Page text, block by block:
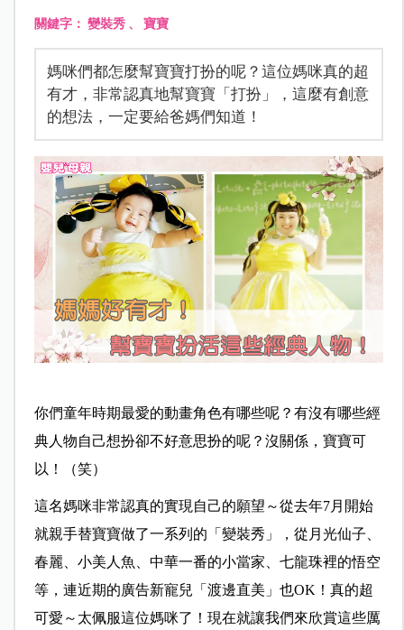
關鍵字： 變裝秀、 寶寶
媽咪們都怎麼幫寶寶打扮的呢？這位媽咪真的超
有才，非常認真地幫寶寶「打扮」，這麼有創意
的想法，一定要給爸媽們知道！
你們童年時期最愛的動畫角色有哪些呢？有沒有哪些經
典人物自己想扮卻不好意思扮的呢？沒關係，寶寶可
以！（笑）
這名媽咪非常認真的實現自己的願望～從去年7月開始
就親手替寶寶做了一系列的「變裝秀」，從月光仙子、
春麗、小美人魚、中華一番的小當家、七龍珠裡的悟空
等，連近期的廣告新寵兒「渡邊直美」也OK！真的超
可愛～太佩服這位媽咪了！現在就讓我們來欣賞這些厲